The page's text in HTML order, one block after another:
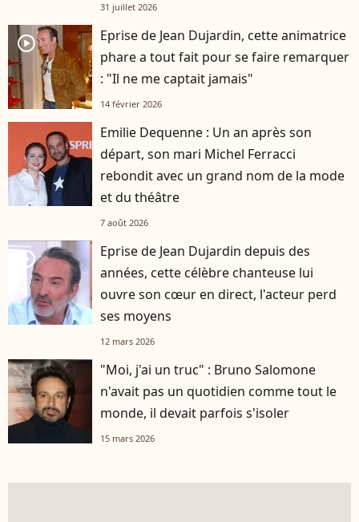
31 juillet 2026
player2
Eprise de Jean Dujardin, cette animatrice
phare a tout fait pour se faire remarquer
: "Il ne me captait jamais"
14 février 2026
Emilie Dequenne : Un an après son
départ, son mari Michel Ferracci
rebondit avec un grand nom de la mode
et du théâtre
7 août 2026
player2
Eprise de Jean Dujardin depuis des
années, cette célèbre chanteuse lui
ouvre son cœur en direct, l'acteur perd
ses moyens
12 mars 2026
"Moi, j'ai un truc" : Bruno Salomone
n'avait pas un quotidien comme tout le
monde, il devait parfois s'isoler
15 mars 2026